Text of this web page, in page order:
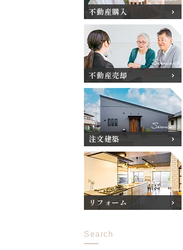
不動産購入
不動産売却
注文建築
リフォーム
Search